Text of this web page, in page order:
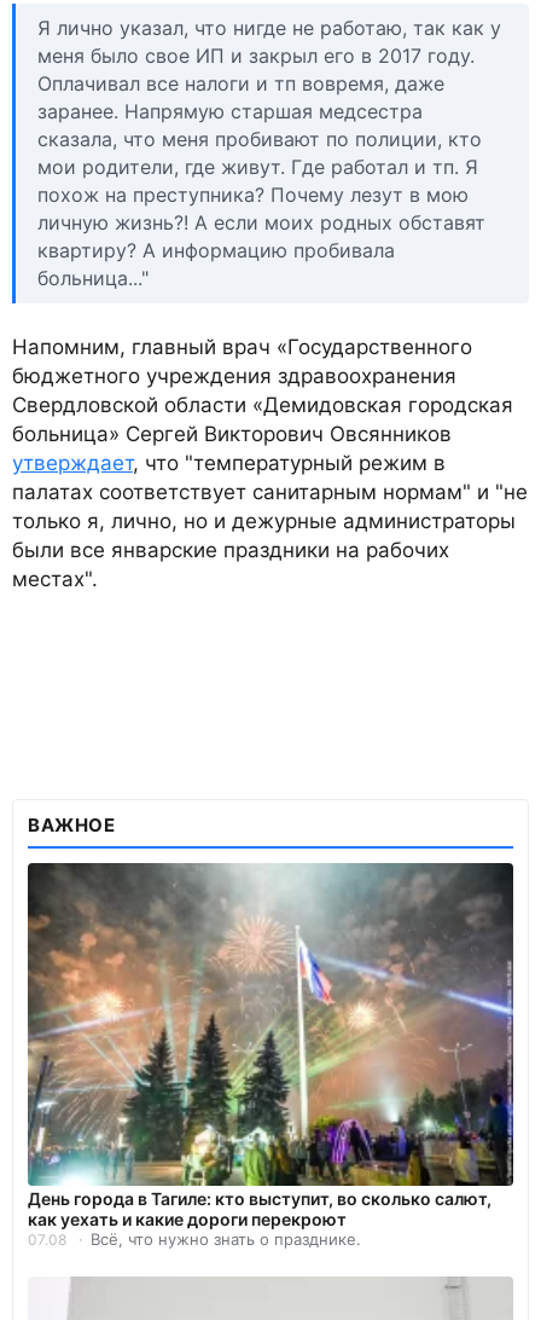
Я лично указал, что нигде не работаю, так как у
меня было свое ИП и закрыл его в 2017 году.
Оплачивал все налоги и тп вовремя, даже
заранее. Напрямую старшая медсестра
сказала, что меня пробивают по полиции, кто
мои родители, где живут. Где работал и тп. Я
похож на преступника? Почему лезут в мою
личную жизнь?! А если моих родных обставят
квартиру? А информацию пробивала
больница..."
Напомним, главный врач «Государственного
бюджетного учреждения здравоохранения
Свердловской области «Демидовская городская
больница» Сергей Викторович Овсянников
утверждает, что "температурный режим в
палатах соответствует санитарным нормам" и "не
только я, лично, но и дежурные администраторы
были все январские праздники на рабочих
местах".
ВАЖНОЕ
День города в Тагиле: кто выступит, во сколько салют,
как уехать и какие дороги перекроют
07.08 Всё, что нужно знать о празднике.